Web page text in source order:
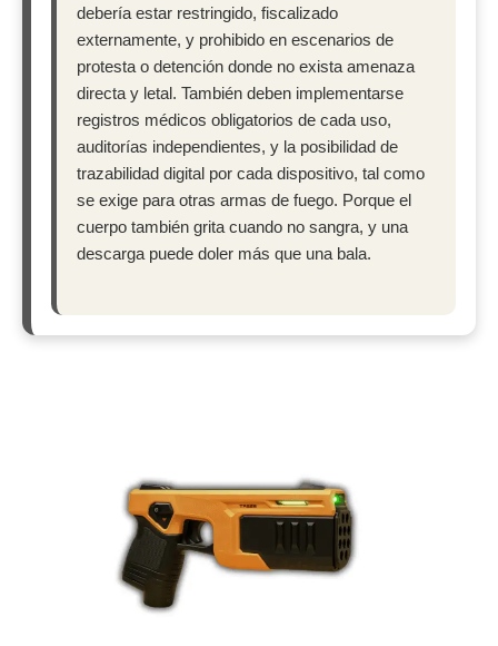
debería estar restringido, fiscalizado
externamente, y prohibido en escenarios de
protesta o detención donde no exista amenaza
directa y letal. También deben implementarse
registros médicos obligatorios de cada uso,
auditorías independientes, y la posibilidad de
trazabilidad digital por cada dispositivo, tal como
se exige para otras armas de fuego. Porque el
cuerpo también grita cuando no sangra, y una
descarga puede doler más que una bala.